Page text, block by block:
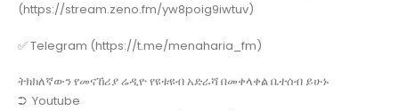
(https://stream.zeno.fm/yw8poig9iwtuv)
✅ Telegram (https://t.me/menaharia_fm)
ትክክለኛውን የመናኸሪያ ሬዲዮ የዩቱዩብ አድራሻ በመቀላቀል ቤተሰብ ይሁኑ
➲ Youtube